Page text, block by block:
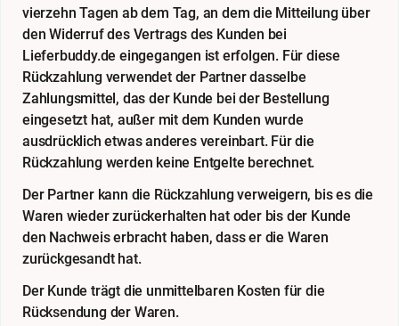
vierzehn Tagen ab dem Tag, an dem die Mitteilung über
den Widerruf des Vertrags des Kunden bei
Lieferbuddy.de eingegangen ist erfolgen. Für diese
Rückzahlung verwendet der Partner dasselbe
Zahlungsmittel, das der Kunde bei der Bestellung
eingesetzt hat, außer mit dem Kunden wurde
ausdrücklich etwas anderes vereinbart. Für die
Rückzahlung werden keine Entgelte berechnet.
Der Partner kann die Rückzahlung verweigern, bis es die
Waren wieder zurückerhalten hat oder bis der Kunde
den Nachweis erbracht haben, dass er die Waren
zurückgesandt hat.
Der Kunde trägt die unmittelbaren Kosten für die
Rücksendung der Waren.